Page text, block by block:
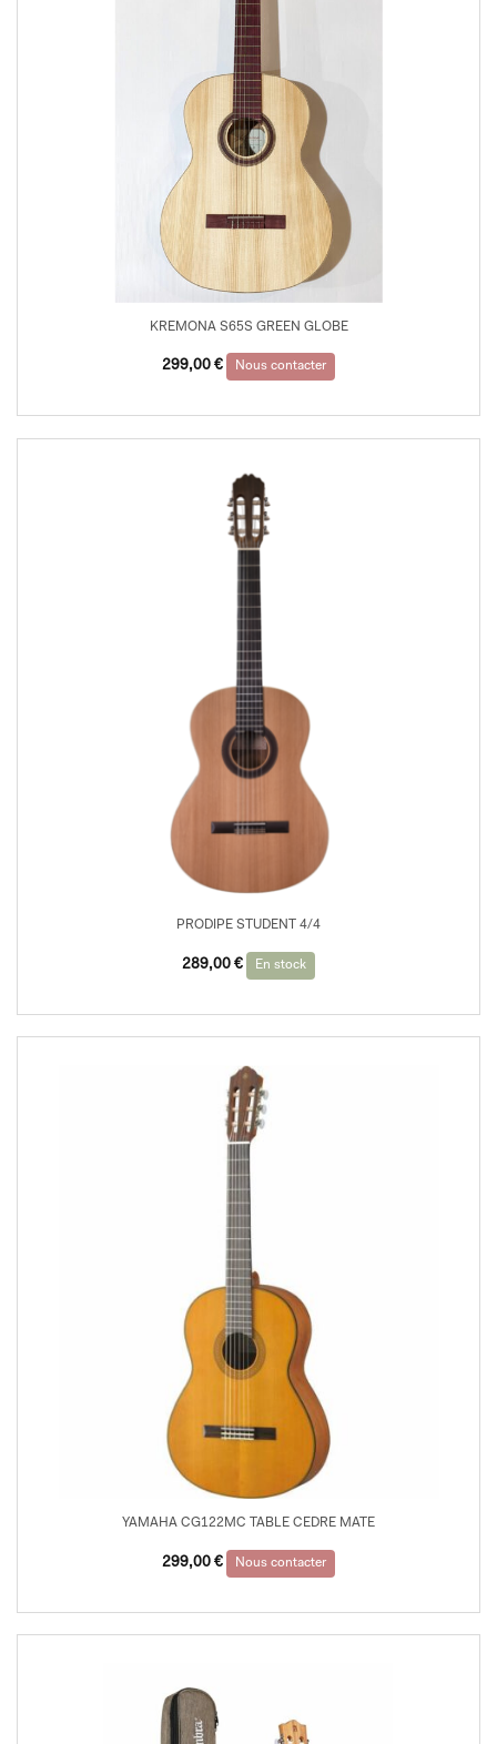
KREMONA S65S GREEN GLOBE
299,00 € Nous contacter
PRODIPE STUDENT 4/4
289,00 € En stock
YAMAHA CG122MC TABLE CEDRE MATE
299,00 € Nous contacter